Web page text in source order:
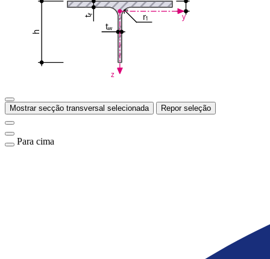
h
t
f
tw
r1 y
z
Mostrar secção transversal selecionada Repor seleção
Para cima